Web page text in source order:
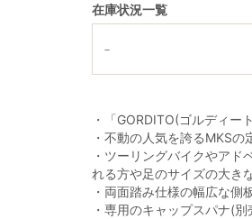
在庫状況一覧
－
・「GORDITO(ゴルディー
・不動の人気を誇るMKS
・ツーリングバイクやア
れる方や足のサイズの大き
・両面踏み仕様の幅広な
・専用のキャップスパナ(